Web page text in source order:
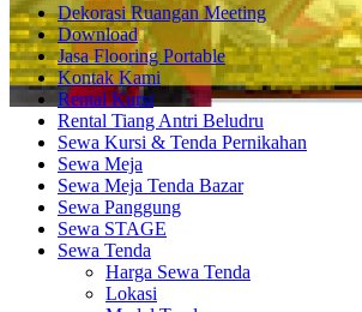
Dekorasi Ruangan Meeting
Download
Jasa Flooring Portable
Kontak Kami
Rental Kursi
Rental Tiang Antri Beludru
Sewa Kursi & Tenda Pernikahan
Sewa Meja
Sewa Meja Tenda Bazar
Sewa Panggung
Sewa STAGE
Sewa Tenda
Harga Sewa Tenda
Lokasi